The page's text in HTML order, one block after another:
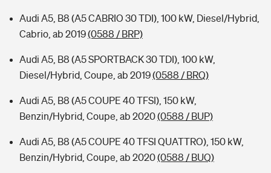
Audi A5, B8 (A5 CABRIO 30 TDI), 100 kW, Diesel/Hybrid,
Cabrio, ab 2019(0588 / BRP)
Audi A5, B8 (A5 SPORTBACK 30 TDI), 100 kW,
Diesel/Hybrid, Coupe, ab 2019(0588 / BRQ)
Audi A5, B8 (A5 COUPE 40 TFSI), 150 kW,
Benzin/Hybrid, Coupe, ab 2020(0588 / BUP)
Audi A5, B8 (A5 COUPE 40 TFSI QUATTRO), 150 kW,
Benzin/Hybrid, Coupe, ab 2020(0588 / BUQ)